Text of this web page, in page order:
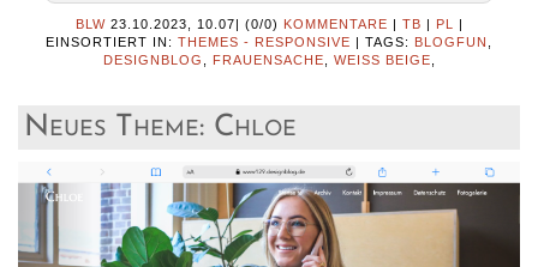
BLW 23.10.2023, 10.07 (0/0) KOMMENTARE TB PL
EINSORTIERT IN: THEMES - RESPONSIVE TAGS: BLOGFUN
DESIGNBLOG
FRAUENSACHE WEISS BEIGE
Neues Theme: Chloe